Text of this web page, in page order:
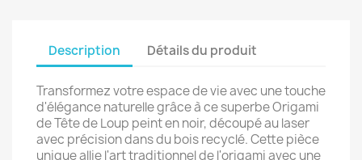
Description Détails du produit
Transformez votre espace de vie avec une touche
d'élégance naturelle grâce à ce superbe Origami
de Tête de Loup peint en noir, découpé au laser
avec précision dans du bois recyclé. Cette pièce
unique allie l'art traditionnel de l'origami avec une